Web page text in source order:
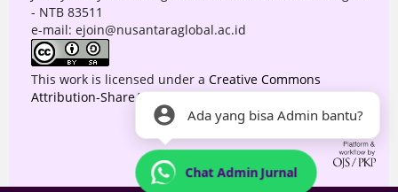
- NTB 83511
e-mail: ejoin@nusantaraglobal.ac.id
This work is licensed under a Creative Commons
Attribution-ShareAlike 4.0 International License.
Ada yang bisa Admin bantu?
Chat Admin Jurnal